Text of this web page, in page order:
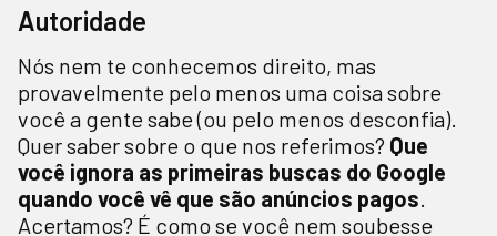
Autoridade
Nós nem te conhecemos direito, mas
provavelmente pelo menos uma coisa sobre
você a gente sabe (ou pelo menos desconfia).
Quer saber sobre o que nos referimos? Que
você ignora as primeiras buscas do Google
quando você vê que são anúncios pagos.
Acertamos? É como se você nem soubesse